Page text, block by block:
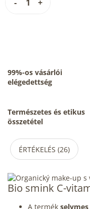
99%-os vásárlói
elégedettség
Természetes és etikus
összetétel
ÉRTÉKELÉS (26)
Bio smink C-
A termék